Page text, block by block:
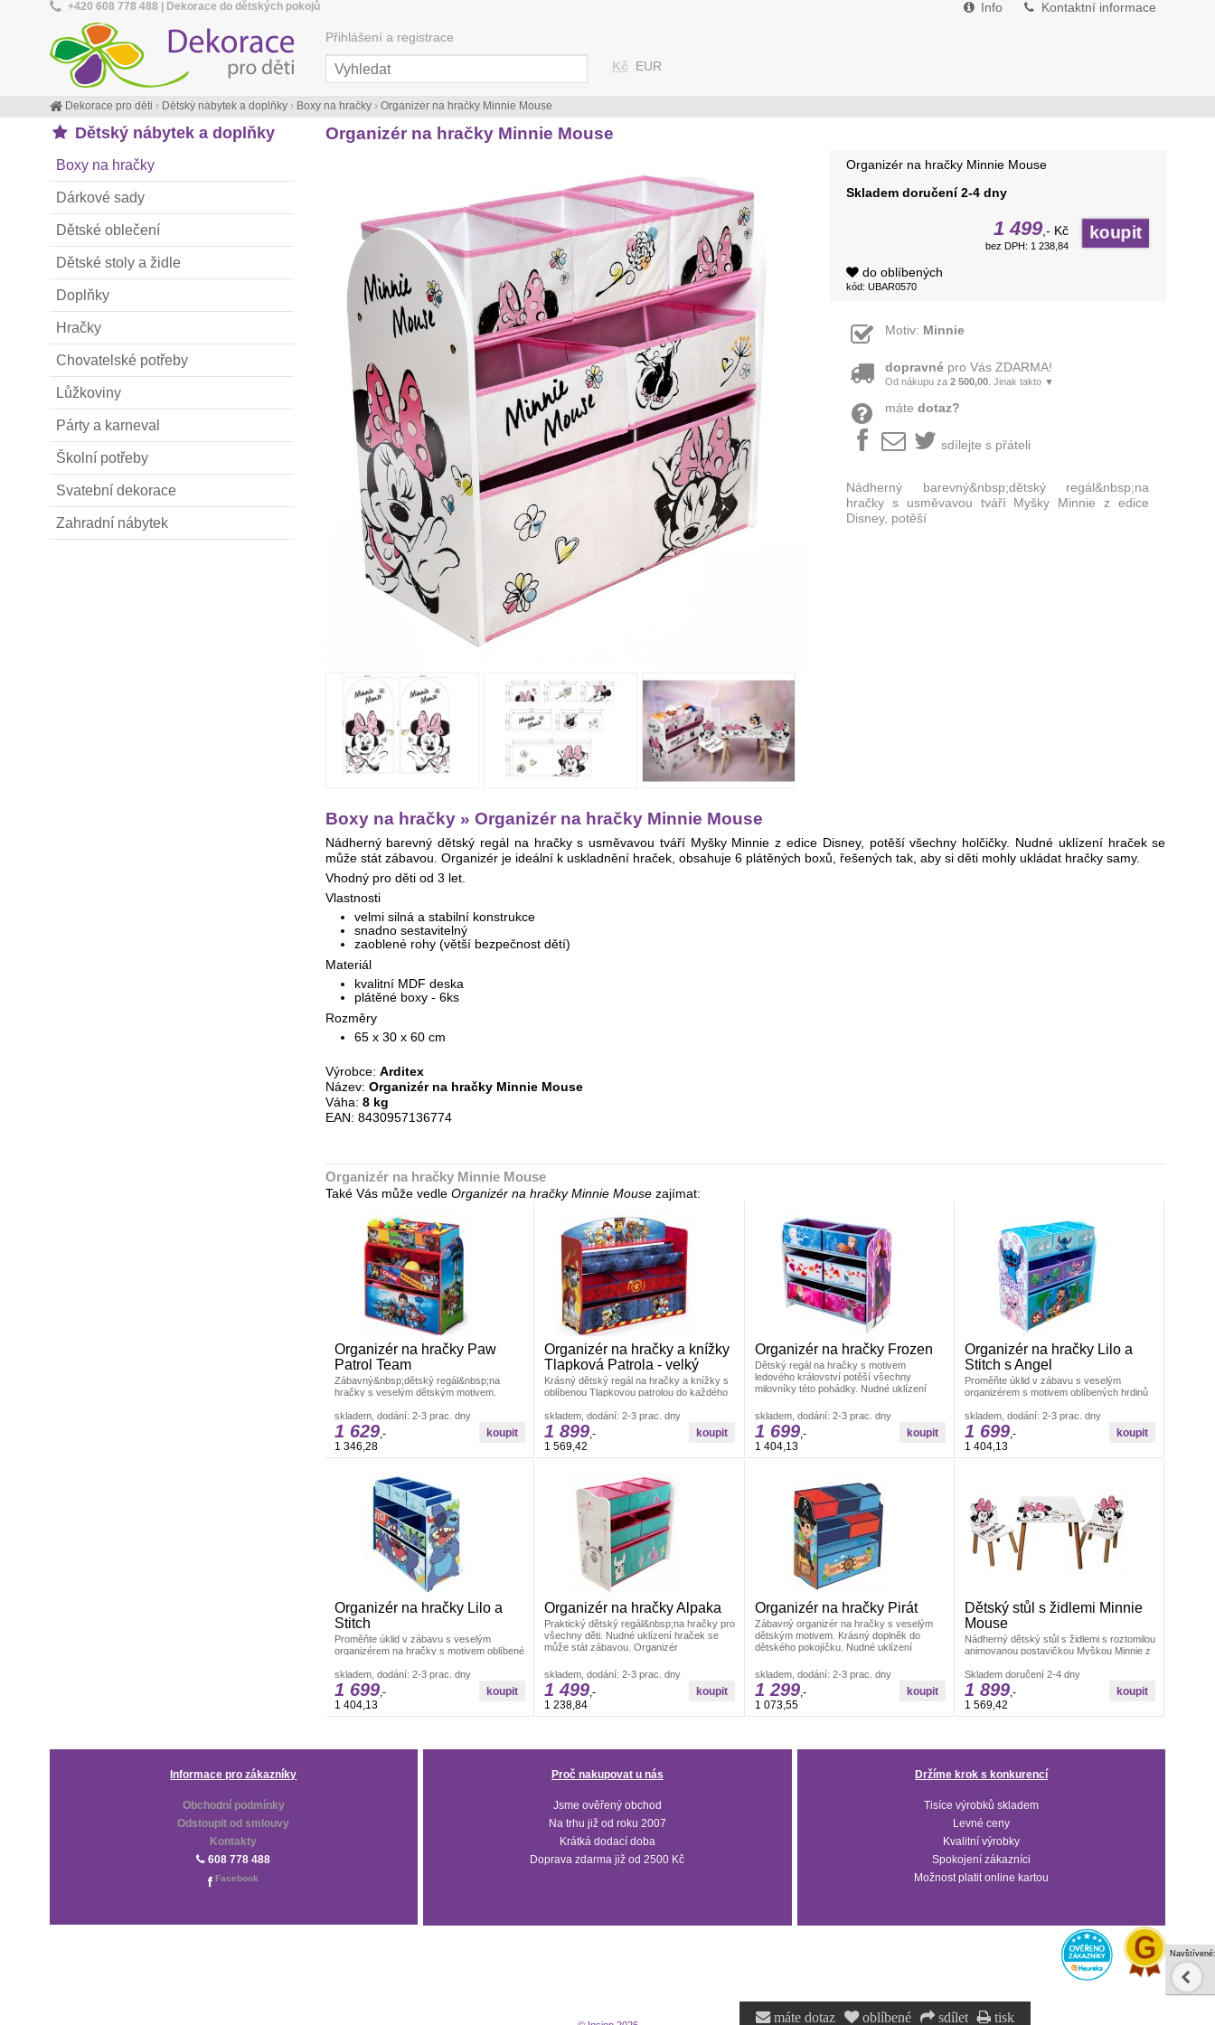
Organizér na hračky Minnie Mouse
Organizér na hračky Minnie Mouse
Skladem doručení 2-4 dny
1 499,- Kč
bez DPH: 1 238,84
do oblíbených
kód: UBAR0570
Motiv: Minnie
dopravné pro Vás ZDARMA!
Od nákupu za2 500,00 . Jinak takto ▼
mátedotaz?
sdílejte s přáteli
Nádherný barevný&nbsp;dětský regál&nbsp;na
hračky s usměvavou tváří Myšky Minnie z edice
Disney, potěší
Boxy na hračky » Organizér na hračky Minnie Mouse
Nádherný barevný dětský regál na hračky s usměvavou tváří Myšky Minnie z edice Disney, potěší všechny holčičky. Nudné uklízení hraček se
může stát zábavou. Organizér je ideální k uskladnění hraček, obsahuje 6 plátěných boxů, řešených tak, aby si děti mohly ukládat hračky samy.
Vhodný pro děti od 3 let.
Vlastnosti
velmi silná a stabilní konstrukce
snadno sestavitelný
zaoblené rohy (větší bezpečnost dětí)
Materiál
kvalitní MDF deska
plátěné boxy - 6ks
Rozměry
65 x 30 x 60 cm
Výrobce: Arditex
Název: Organizér na hračky Minnie Mouse
Váha: 8 kg
EAN: 8430957136774
Organizér na hračky Minnie Mouse
Také Vás může vedle Organizér na hračky Minnie Mousezajímat:
Organizér na hračky Paw
Patrol Team
Zábavný&nbsp;dětský regál&nbsp;na
hračky s veselým dětským motivem.
skladem, dodání: 2-3 prac. dny
1 629,-
1 346,28
Organizér na hračky a knížky
Tlapková Patrola - velký
Krásný dětský regál na hračky a knížky s
oblíbenou Tlapkovou patrolou do každého
skladem, dodání: 2-3 prac. dny
1 899,-
1 569,42
Organizér na hračky Frozen
Dětský regál na hračky s motivem
ledového království potěší všechny
milovníky této pohádky. Nudné uklízení
skladem, dodání: 2-3 prac. dny
1 699,-
1 404,13
Organizér na hračky Lilo a
Stitch s Angel
Proměňte úklid v zábavu s veselým
organizérem s motivem oblíbených hrdinů
skladem, dodání: 2-3 prac. dny
1 699,-
1 404,13
Organizér na hračky Lilo a
Stitch
Proměňte úklid v zábavu s veselým
organizérem na hračky s motivem oblíbené
skladem, dodání: 2-3 prac. dny
1 699,-
1 404,13
Organizér na hračky Alpaka
Praktický dětský regál&nbsp;na hračky pro
všechny děti. Nudné uklízení hraček se
může stát zábavou. Organizér
skladem, dodání: 2-3 prac. dny
1 499,-
1 238,84
Organizér na hračky Pirát
Zábavný organizér na hračky s veselým
dětským motivem. Krásný doplněk do
dětského pokojíčku. Nudné uklízení
skladem, dodání: 2-3 prac. dny
1 299,-
1 073,55
Dětský stůl s židlemi Minnie
Mouse
Nádherný dětský stůl s židlemi s roztomilou
animovanou postavičkou Myškou Minnie z
Skladem doručení 2-4 dny
1 899,-
1 569,42
Dětský nábytek a doplňky
Boxy na hračky
Dárkové sady
Dětské oblečení
Dětské stoly a židle
Doplňky
Hračky
Chovatelské potřeby
Lůžkoviny
Párty a karneval
Školní potřeby
Svatební dekorace
Zahradní nábytek
Info Kontaktní informace
Dekorace pro děti › Dětský nábytek a doplňky› Boxy na hračky› Organizér na hračky Minnie Mouse
+420 608 778 488 | Dekorace do dětských pokojů
Kč EUR
Přihlášení a registrace
Informace pro zákazníky
Obchodní podmínky
Odstoupit od smlouvy
Kontakty
608 778 488
Facebook
Proč nakupovat u nás
Jsme ověřený obchod
Na trhu již od roku 2007
Krátká dodací doba
Doprava zdarma již od 2500 Kč
Držíme krok s konkurencí
Tisíce výrobků skladem
Levné ceny
Kvalitní výrobky
Spokojení zákazníci
Možnost platit online kartou
máte dotaz oblíbené sdílet tisk
Navštívené: